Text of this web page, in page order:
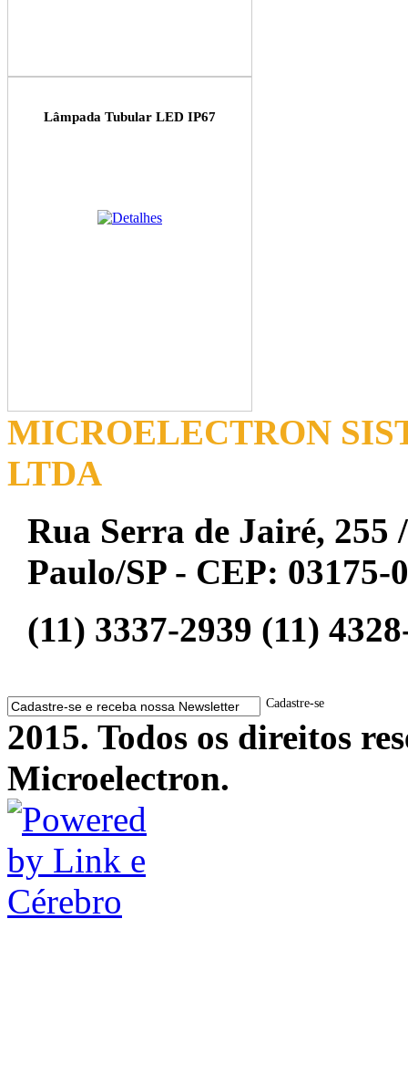
Lâmpada Tubular LED IP67
MICROELECTRON
LTDA
Rua Serra de Jairé, 255
Paulo/SP - CEP: 03175-
(11) 3337-2939 (11)
Cadastre-se
2015. Todos os direitos
Microelectron.